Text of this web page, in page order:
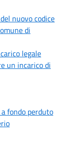
nuovo codice
di
legale
un incarico di
fondo perduto